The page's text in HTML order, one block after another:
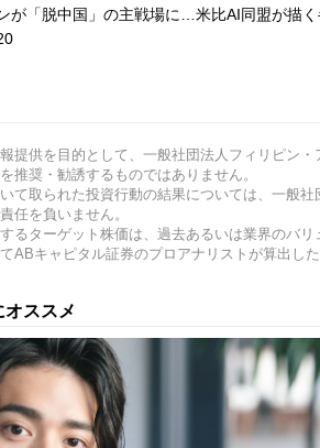
が「脱中国」の主戦場に…米比AI同盟が描
％に下方修正…「フィリピン経済」を阻む〈
と汚職の二重苦…世界のサプライチェーン
現実2026/07/06
提供を目的として、一般社団法人フィリピン
推奨・勧誘するものではありません。
て取られた投資行動の結果については、一般
任を負いません。
るターゲット株価は、過去あるいは業界のバ
ABキャピタル証券のプロアナリストが算出し
ススメ